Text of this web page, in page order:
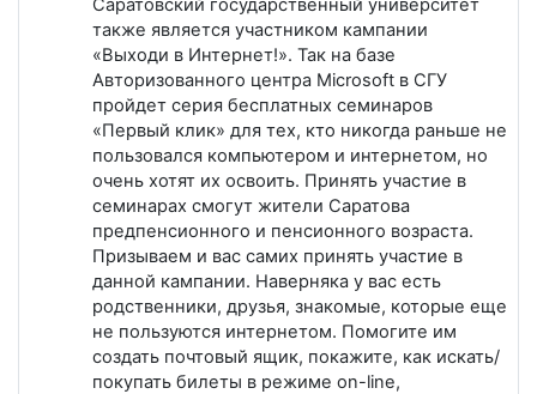
Саратовский государственный университет
также является участником кампании
«Выходи в Интернет!». Так на базе
Авторизованного центра Microsoft в СГУ
пройдет серия бесплатных семинаров
«Первый клик» для тех, кто никогда раньше не
пользовался компьютером и интернетом, но
очень хотят их освоить. Принять участие в
семинарах смогут жители Саратова
предпенсионного и пенсионного возраста.
Призываем и вас самих принять участие в
данной кампании. Наверняка у вас есть
родственники, друзья, знакомые, которые еще
не пользуются интернетом. Помогите им
создать почтовый ящик, покажите, как искать/
покупать билеты в режиме on-line,